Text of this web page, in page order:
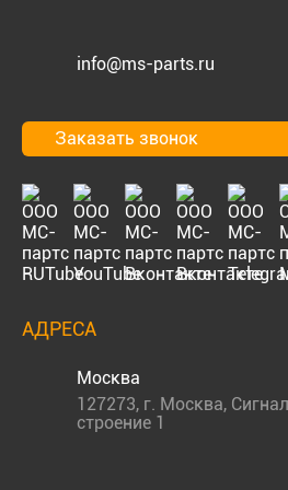
info@ms-parts.ru
Заказать звонок
АДРЕСА
Москва
127273, г. Москва,
строение 1